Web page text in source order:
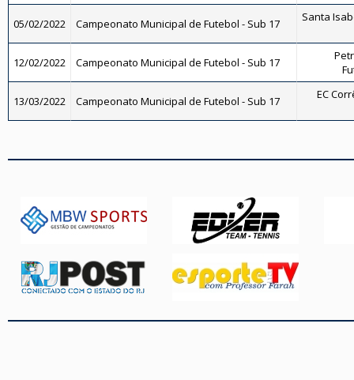
05/02/2022 Campeonato Municipal de Futebol - Sub 17 Santa
12/02/2022 Campeonato Municipal de Futebol - Sub 17
13/03/2022 Campeonato Municipal de Futebol - Sub 17 EC